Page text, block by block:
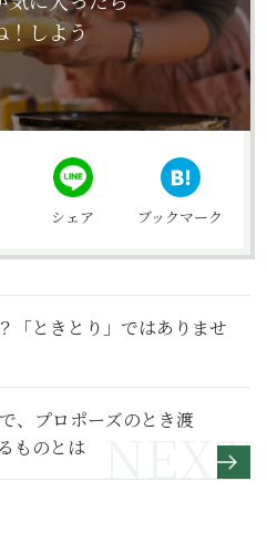
！しよう
シェア ブックマーク
「ときとり」ではありませ
、プロポーズのとき渡
ものとは